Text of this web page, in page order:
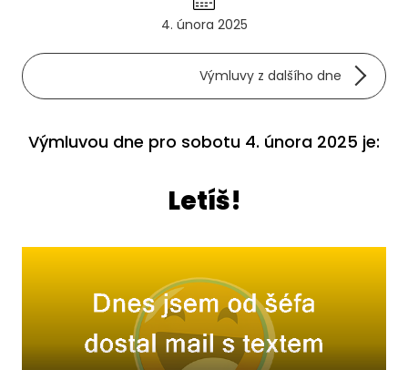
4. února 2025
Výmluvy z dalšího dne
Výmluvou dne pro sobotu 4. února 2025 je:
Letíš!